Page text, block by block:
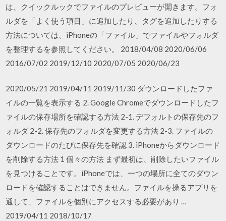
は、クイックルックでファイルのプレビューが開きます。フォ
ルダを「よく使う項目」に追加したり、タグを追加したりする
方法については、iPhoneの「ファイル」でファイルやフォルダ
を整理するを参照してください。 2018/04/08 2020/06/06
2016/07/02 2019/12/10 2020/07/05 2020/06/23
2020/05/21 2019/04/11 2019/11/30 ダウンロードしたファ
イルの一覧を表示する 2. Google Chromeでダウンロードしたフ
ァイルの保存場所を確認する方法 2-1. デフォルトの保存先のフ
ォルダ 2-2. 保存先のフォルダを変更する方法 2-3. ファイルの
ダウンロードのたびに保存先を確認 3. iPhoneからダウンロード
を削除する方法 1 個々の方法 まず最初は、削除したいファイル
を見つけることです。iPhoneでは、一つの場所に全てのダウン
ロードを確認することはできません。ファイルを操るアプリを
通して、ファイルを個別にアクセスする必要があり …
2019/04/11 2018/10/17